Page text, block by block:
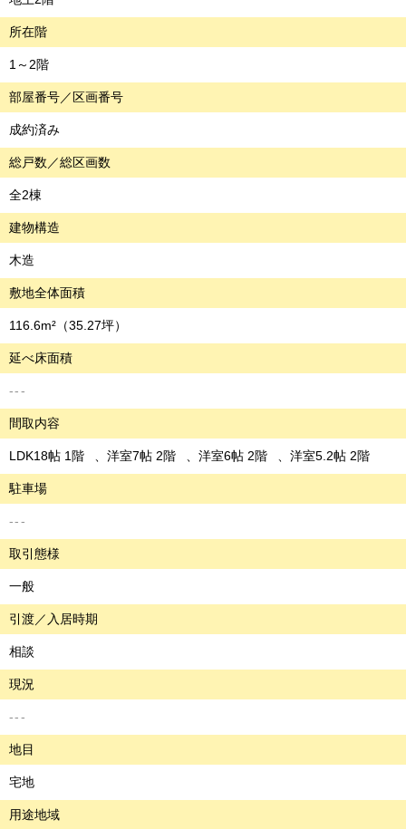
所在階
1～2階
部屋番号／区画番号
成約済み
総戸数／総区画数
全2棟
建物構造
木造
敷地全体面積
116.6m² （35.27坪）
延べ床面積
---
間取内容
LDK18帖 1階 洋室7帖 2階 洋室6帖 2階 洋室5.2帖 2階
駐車場
---
取引態様
一般
引渡／入居時期
相談
現況
---
地目
宅地
用途地域